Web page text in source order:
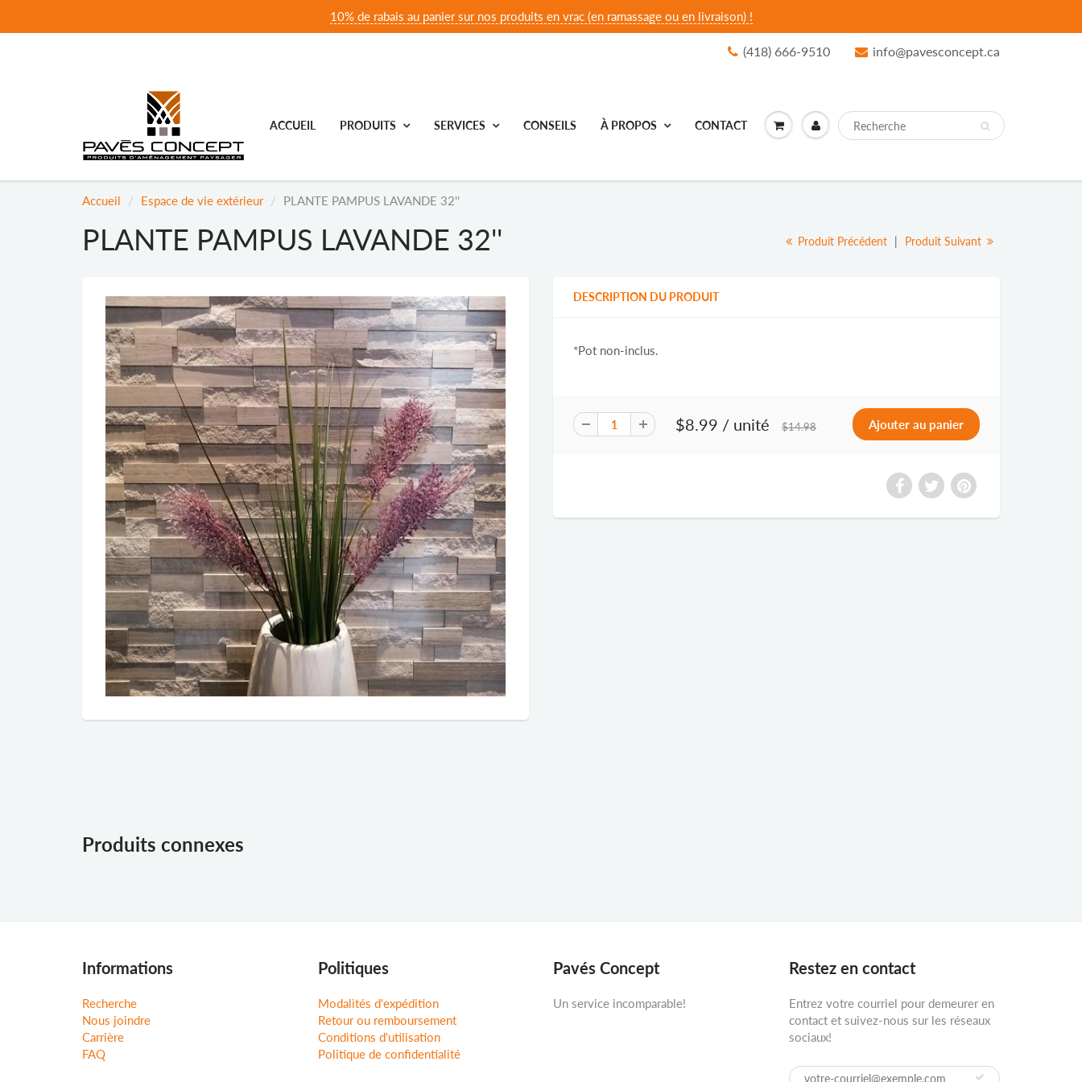
10% de rabais au panier sur nos produits en vrac (en ramassage ou en livraison) !
(418) 666-9510 info@pavesconcept.ca
ACCUEIL PRODUITS SERVICES CONSEILS À PROPOS CONTACT
Accueil Espace de vie extérieur PLANTE PAMPUS LAVANDE 32''
PLANTE PAMPUS LAVANDE 32'' Produit Précédent | Produit Suivant
DESCRIPTION DU PRODUIT
*Pot non-inclus.
$8.99 / unité $14.98
Produits connexes
Informations
Recherche
Nous joindre
Carrière
FAQ
Politiques
Modalités d'expédition
Retour ou remboursement
Conditions d'utilisation
Politique de confidentialité
Pavés Concept
Un service incomparable!
Restez en contact
Entrez votre courriel pour demeurer en
contact et suivez-nous sur les réseaux
sociaux!